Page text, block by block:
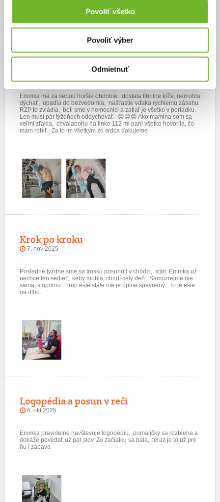
Povoliť všetko
Povoliť výber
Odmietnuť
Zdravotné problémy
Emmka má za sebou horšie obdobie, dostala fibrilne kŕče, nemohla
dýchať, upadla do bezvedomia, našťastie vďaka rýchlemu zásahu
RZP to zvládla, boli sme v nemocnici a zatiaľ je všetko v poriadku.
Len musí pár týždňoch oddychovať. 😔😔😔 Ako mamina som sa
veľmi zľakla, chvalabohu na linke 112 mi pani všetko hovorila, čo
mám robiť. Za to im všetkým zo srdca ďakujeme
Krok po kroku
7. nov 2025
Posledné týždne sme sa trosku posunuli v chôdzi, státi. Emmka už
nechce len sedieť, keby mohla, chodí celý deň. Samozrejme nie
sama, s oporou. Trup ešte stále nie je úplne spevnený. To je ešte
na dlho.
Logopédia a posun v reči
6. okt 2025
Emmka pravidelne navštevuje logopédiu, pomaličky sa rozbieha a
dokáže povedať už pár slov. Zo začiatku sa bála, teraz je to už pre
ňu i zábava